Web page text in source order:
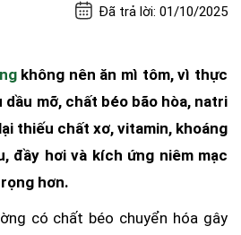
Đã trả lời: 01/10/2025
không nên ăn mì tôm, vì thực
dầu mỡ, chất béo bão hòa, natri
thiếu chất xơ, vitamin, khoáng
đầy hơi và kích ứng niêm mạc
hơn.
có chất béo chuyển hóa gây